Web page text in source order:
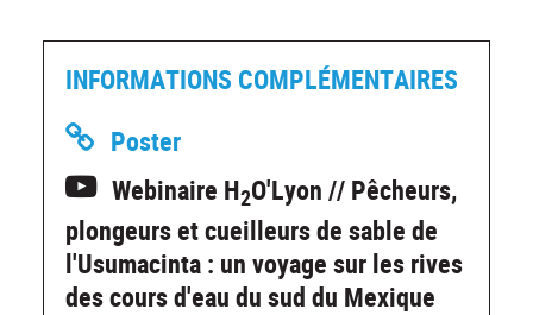
INFORMATIONS COMPLÉMENTAIRES
Poster
Webinaire H2O'Lyon // Pêcheurs,
plongeurs et cueilleurs de sable de
l'Usumacinta : un voyage sur les rives
des cours d'eau du sud du Mexique